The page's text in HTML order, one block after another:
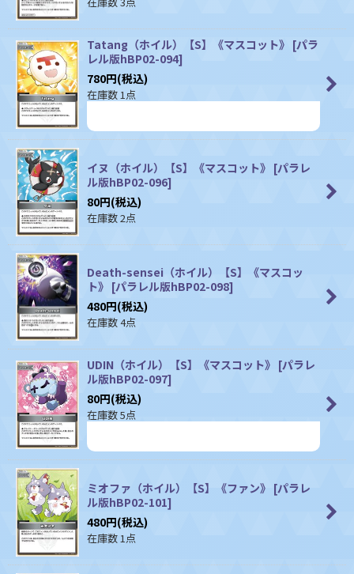
Tatang（ホイル）【S】《マスコット》 [パラ
レル版hBP02-094]
780円(税込)
在庫数 1点
イヌ（ホイル）【S】《マスコット》 [パラレ
ル版hBP02-096]
80円(税込)
在庫数 2点
Death-sensei（ホイル）【S】《マスコッ
ト》 [パラレル版hBP02-098]
480円(税込)
在庫数 4点
UDIN（ホイル）【S】《マスコット》 [パラレ
ル版hBP02-097]
80円(税込)
在庫数 5点
ミオファ（ホイル）【S】《ファン》 [パラレ
ル版hBP02-101]
480円(税込)
在庫数 1点